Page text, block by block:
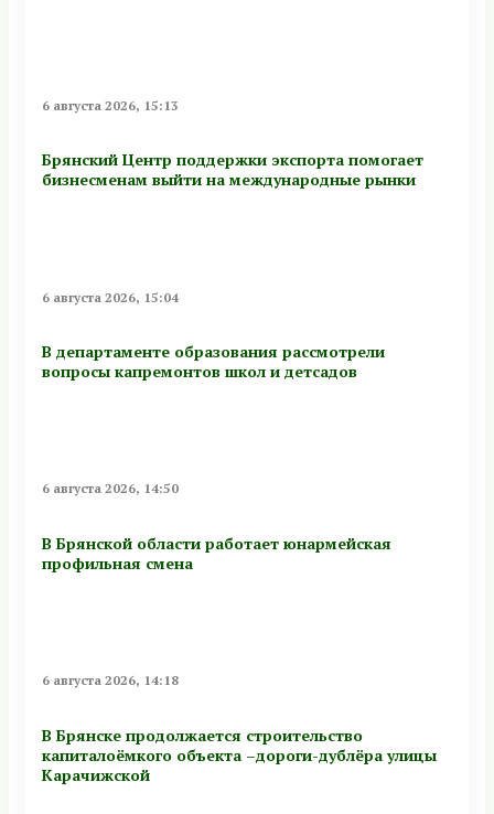
6 августа 2026, 15:13
Брянский Центр поддержки экспорта помогает
бизнесменам выйти на международные рынки
6 августа 2026, 15:04
В департаменте образования рассмотрели
вопросы капремонтов школ и детсадов
6 августа 2026, 14:50
В Брянской области работает юнармейская
профильная смена
6 августа 2026, 14:18
В Брянске продолжается строительство
капиталоёмкого объекта –дороги-дублёра улицы
Карачижской